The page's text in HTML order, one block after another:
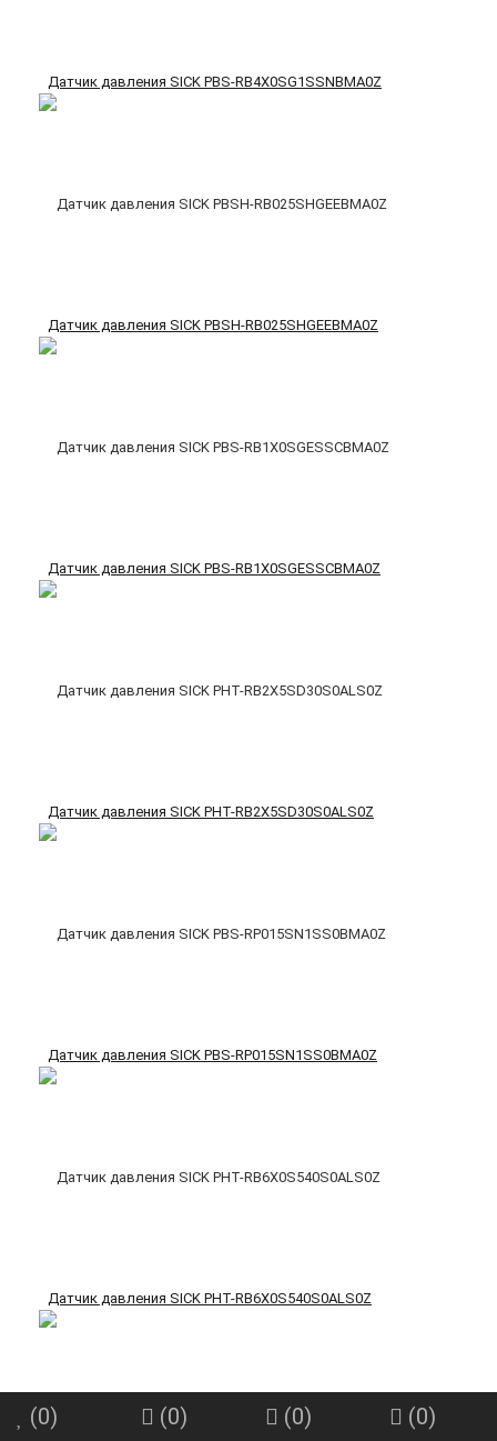
Датчик давления SICK PBS-RB4X0SG1SSNBMA0Z
Датчик давления SICK PBSH-RB025SHGEEBMA0Z
Датчик давления SICK PBS-RB1X0SGESSCBMA0Z
Датчик давления SICK PHT-RB2X5SD30S0ALS0Z
Датчик давления SICK PBS-RP015SN1SS0BMA0Z
Датчик давления SICK PHT-RB6X0S540S0ALS0Z
(0) (0) (0) (0)